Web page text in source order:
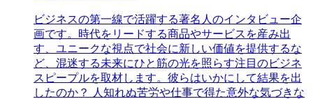
ビジネスの第一線で活躍する著名人のインタビュー企
画です。時代をリードする商品やサービスを産み出
す、ユニークな視点で社会に新しい価値を提供するな
ど、混迷する未来にひと筋の光を照らす注目のビジネ
スピープルを取材します。彼らはいかにして結果を出
したのか？ 人知れぬ苦労や仕事で得た意外な気づきな